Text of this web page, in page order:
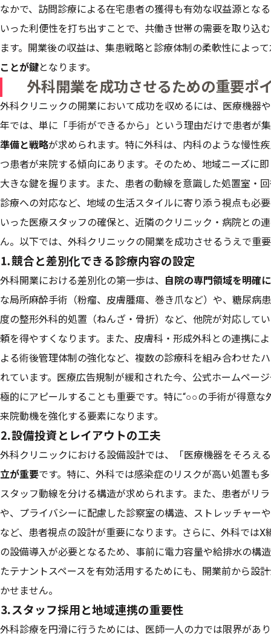
なかで、訪問診療による在宅患者の獲得も有効な収益源とな
いった利便性を打ち出すことで、共働き世帯の需要を取り込
ます。開業後の収益は、集患戦略と診療体制の柔軟性によっ
ことが鍵となります。
外科開業を成功させるための重要ポ
外科クリニックの開業において成功を収めるには、医療機器
年では、単に「手術ができるから」という理由だけで患者が
準備と戦略が求められます。特に外科は、内科のような慢性
つ患者が来院する傾向にあります。そのため、地域ニーズに
大きな鍵を握ります。また、患者の動線を意識した処置室・
診療への対応など、地域の生活スタイルに寄り添う視点も必
いった医療スタッフの確保と、近隣のクリニック・病院との
ん。以下では、外科クリニックの開業を成功させるうえで重
⒈競合と差別化できる診療内容の設定
外科開業における差別化の第一歩は、
自院の専門領域を明確
な局所麻酔手術（粉瘤、皮膚腫瘍、巻き爪など）や、糖尿病
度の整形外科的処置（ねんざ・骨折）など、他院が対応して
頼を得やすくなります。また、皮膚科・形成外科との連携に
よる術後管理体制の強化など、複数の診療科を組み合わせた
れています。医療広告規制が緩和された今、公式ホームペー
極的にアピールすることも重要です。特に“○○の手術が得意
来院動機を強化する要素になります。
⒉設備投資とレイアウトの工夫
外科クリニックにおける設備設計では、「医療機器をそろえ
立が重要です。特に、外科では感染症のリスクが高い処置も
スタッフ動線を分ける構造が求められます。また、患者がリ
や、プライバシーに配慮した診察室の構造、ストレッチャー
など、患者視点の設計が重要になります。さらに、外科では
の設備導入が必要となるため、事前に電力容量や給排水の構
たテナントスペースを有効活用するためにも、開業前から設
かせません。
⒊スタッフ採用と地域連携の重要性
外科診療を円滑に行うためには、医師一人の力では限界があ